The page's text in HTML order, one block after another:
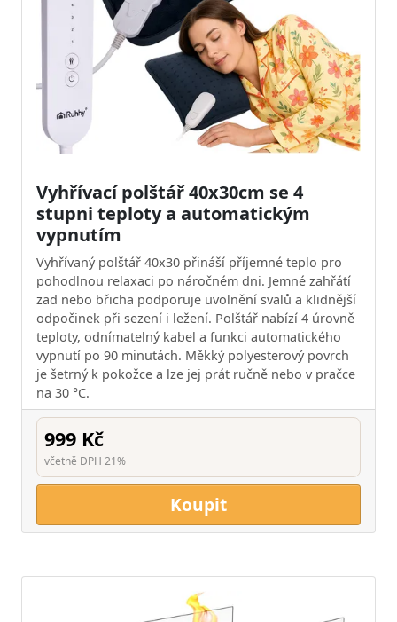
Vyhřívací polštář 40x30cm se 4
stupni teploty a automatickým
vypnutím
Vyhřívaný polštář 40x30 přináší příjemné teplo pro
pohodlnou relaxaci po náročném dni. Jemné zahřátí
zad nebo břicha podporuje uvolnění svalů a klidnější
odpočinek při sezení i ležení. Polštář nabízí 4 úrovně
teploty, odnímatelný kabel a funkci automatického
vypnutí po 90 minutách. Měkký polyesterový povrch
je šetrný k pokožce a lze jej prát ručně nebo v pračce
na 30 °C.
999 Kč
včetně DPH 21%
Koupit